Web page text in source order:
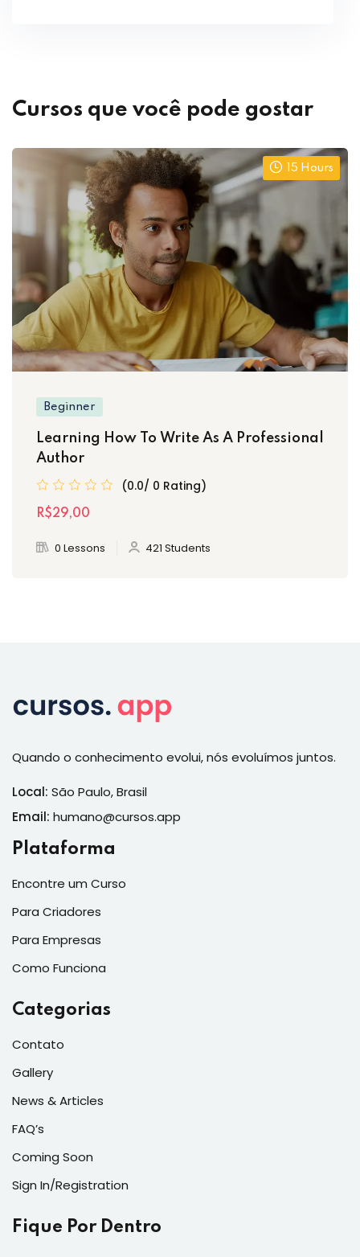
Cursos que você pode gostar
15 Hours
Beginner
Learning How To Write As A Professional
Author
(0.0/ 0 Rating)
R$29,00
0 Lessons 421 Students
Quando o conhecimento evolui, nós evoluímos juntos.
Local: São Paulo, Brasil
Email: humano@cursos.app
Plataforma
Encontre um Curso
Para Criadores
Para Empresas
Como Funciona
Categorias
Contato
Gallery
News & Articles
FAQ’s
Coming Soon
Sign In/Registration
Fique Por Dentro